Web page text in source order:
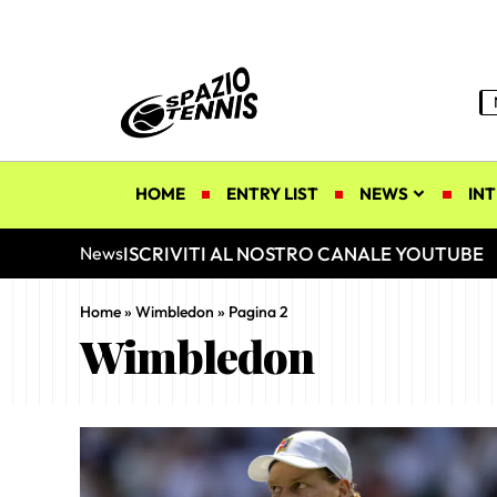
HOME ENTRY LIST NEWS
NewsISCRIVITI AL NOSTRO CANALE YOUTUBE
Home» Wimbledon » Pagina 2
Wimbledon